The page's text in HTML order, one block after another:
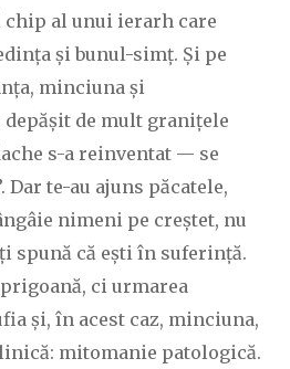
chip al unui ierarh care
și bunul-simț. Și pe
minciuna și
de mult granițele
s-a reinventat — se
Dar te-au ajuns păcatele,
nimeni pe creștet, nu
spună că ești în suferință.
ci urmarea
și, în acest caz, minciuna,
mitomanie patologică.